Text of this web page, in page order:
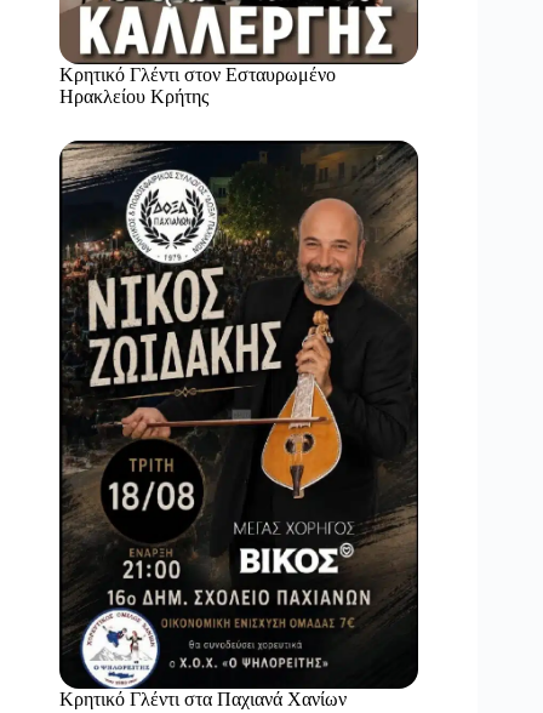
Κρητικό Γλέντι στον Εσταυρωμένο
Ηρακλείου Κρήτης
Κρητικό Γλέντι στα Παχιανά Χανίων